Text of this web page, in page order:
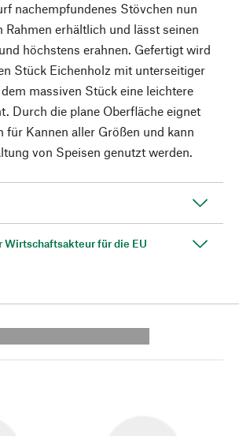
nachempfundenes Stövchen nun
Rahmen erhältlich und lässt seinen
höchstens erahnen. Gefertigt wird
Stück Eichenholz mit unterseitiger
massiven Stück eine leichtere
Durch die plane Oberfläche eignet
für Kannen aller Größen und kann
von Speisen genutzt werden.
für die EU